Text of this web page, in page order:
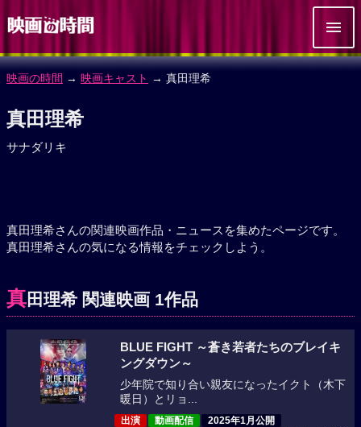
映画の時間 → 映画キャスト → 真田理希
真田理希
サナダリキ
真田理希さんの関連映画作品・ニュースを集めたページです。
真田理希さんの気になる情報をチェックしよう。
真田理希 関連映画 1作品
BLUE FIGHT ～蒼き若者たちのブレイキ
ングダウン～
少年院で知り合い親友になったイクト（木下
暖日）とリョ...
出演 動画配信 2025年1月公開